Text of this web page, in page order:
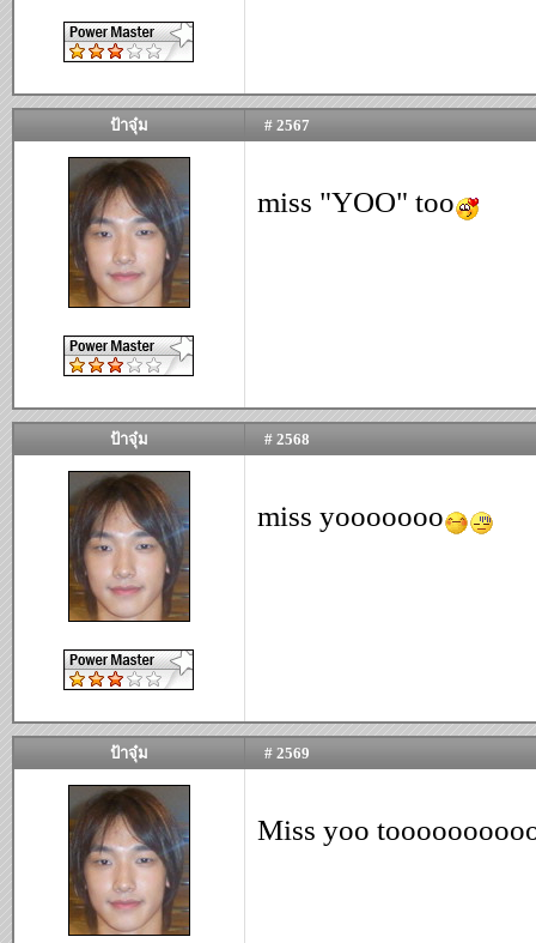
ป้าจุ๋ม # 2567
miss "YOO" too
ป้าจุ๋ม # 2568
miss yooooooo
ป้าจุ๋ม # 2569
Miss yoo